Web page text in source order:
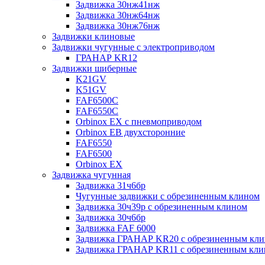
Задвижка 30нж41нж
Задвижка 30нж64нж
Задвижка 30нж76нж
Задвижки клиновые
Задвижки чугунные с электроприводом
ГРАНАР KR12
Задвижки шиберные
K21GV
K51GV
FAF6500C
FAF6550С
Orbinox EX с пневмоприводом
Orbinox EB двухсторонние
FAF6550
FAF6500
Orbinox EX
Задвижка чугунная
Задвижка 31ч6бр
Чугунные задвижки с обрезиненным клином
Задвижка 30ч39р с обрезиненным клином
Задвижка 30ч6бр
Задвижка FAF 6000
Задвижка ГРАНАР KR20 с обрезиненным
Задвижка ГРАНАР KR11 с обрезиненным